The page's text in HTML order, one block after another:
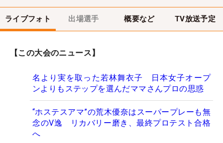
ライブフォト 出場選手 概要など TV放送予定
【この大会のニュース】
名より実を取った若林舞衣子 日本女子オープ
ンよりもステップを選んだママさんプロの思惑
“ホステスアマ”の荒木優奈はスーパープレーも無
念のV逸 リカバリー磨き、最終プロテスト合格
へ